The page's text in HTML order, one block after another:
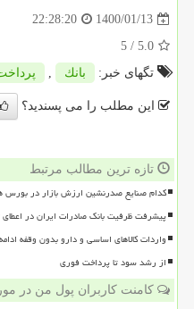
1400/01/13
22:28:20
5.0
/ 5
تگهای خبر:
بانك ,
این مطلب را می پسندید؟
تازه ترین مطالب مرتبط
کدام صنایع صدرنشین ارزش بازار در بورس هستند به
پیشرفت ظرفیت بانک صادرات ایران در اعطای
واردات کالاهای اساسی و دارو بدون وقفه
از رشد سود تا پرداخت فوری
کامنت کاربران پول من در